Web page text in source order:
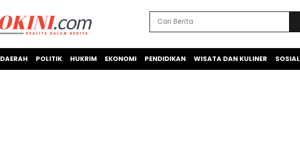
DAERAH POLITIK HUKRIM EKONOMI PENDIDIKAN WISATA DAN KULINER SOSIAL